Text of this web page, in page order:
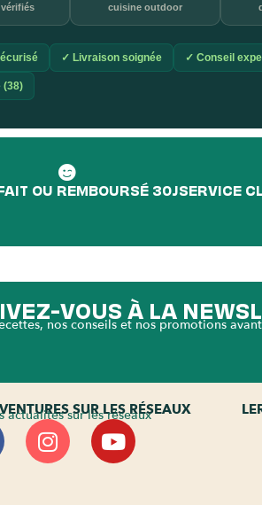
vérifiés
cuisine outdoor
✓ Livraison soignée ✓ Conseil
(38)
OU REMBOURSÉ 30JSERVICE
VOUS À LA
nos conseils et nos promotions
SUR LES RÉSEAUX
actualités sur les réseaux